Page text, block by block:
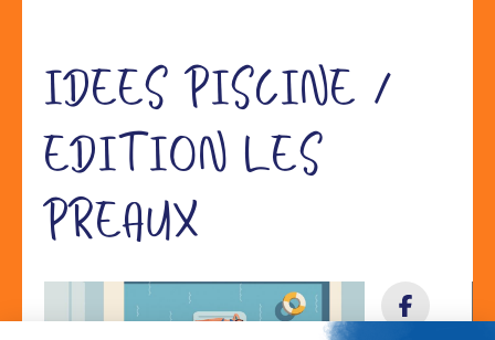
IDEES PISCINE /
EDITION LES
PREAUX